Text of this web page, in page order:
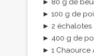
► 80 g de
► 100 g de
► 2 échalotes
► 400 g de
► 1 Chaource